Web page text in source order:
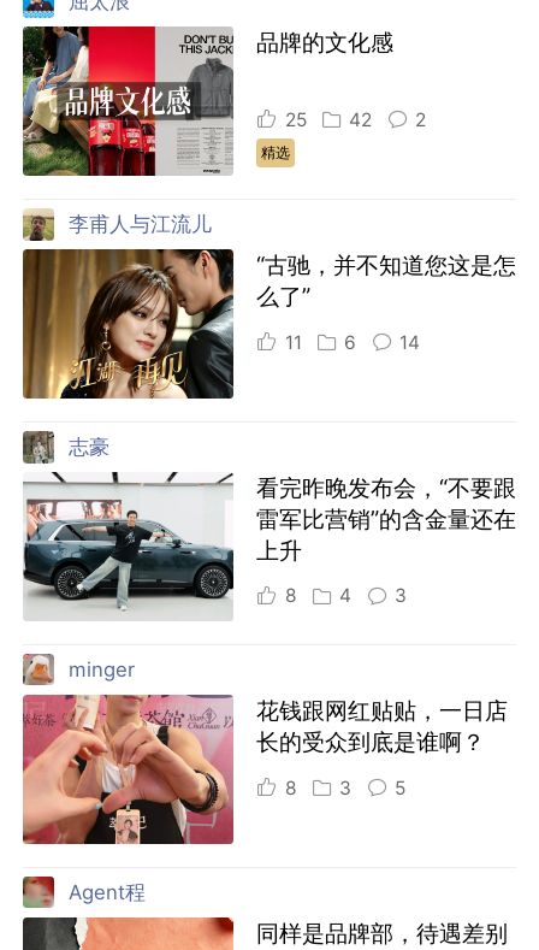
品牌的文化感
25 42 2
精选
李甫人与江流儿
“古驰，并不知道您这是怎
么了”
11 6 14
志豪
看完昨晚发布会，“不要跟
雷军比营销”的含金量还在
上升
8 4 3
minger
花钱跟网红贴贴，一日店
长的受众到底是谁啊？
8 3 5
Agent程
同样是品牌部，待遇差别